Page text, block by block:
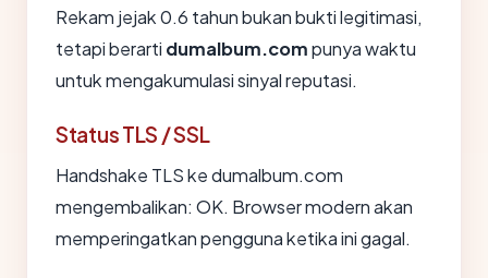
Rekam jejak 0.6 tahun bukan bukti legitimasi,
tetapi berarti dumalbum.compunya waktu
untuk mengakumulasi sinyal reputasi.
Status TLS / SSL
Handshake TLS ke dumalbum.com
mengembalikan: OK. Browser modern akan
memperingatkan pengguna ketika ini gagal.